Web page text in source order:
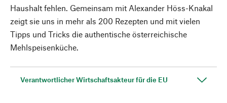
Haushalt fehlen. Gemeinsam mit Alexander Höss-Knakal
zeigt sie uns in mehr als 200 Rezepten und mit vielen
Tipps und Tricks die authentische österreichische
Mehlspeisenküche.
Verantwortlicher Wirtschaftsakteur für die EU